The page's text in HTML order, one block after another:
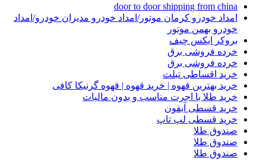
door to door shipping from china
امداد خودرو کرمان موتور/امداد خودرو مدیران خودرو/امداد
خودرو بهمن موتور
بروکر ایکس چیف
خرده فروشی برق
خرده فروشی برق
خرید اقساطی تبلت
خرید بهترین قهوه | خرید قهوه | قهوه گرنیکا کافی
خرید طلا با اجرت مناسب و بدون مالیات
خرید قسطی آیفون
خرید قسطی لپ تاپ
صندوق طلا
صندوق طلا
صندوق طلا